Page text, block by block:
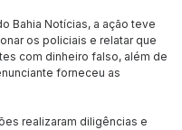
Bahia Notícias, a ação teve
os policiais e relatar que
com dinheiro falso, além de
forneceu as
realizaram diligências e